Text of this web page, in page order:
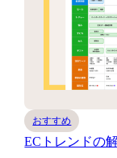
おすすめ
ECトレンドの